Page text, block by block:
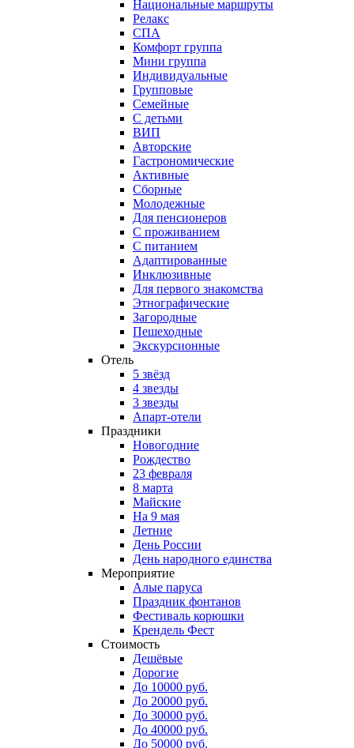
Национальные маршруты
Релакс
СПА
Комфорт группа
Мини группа
Индивидуальные
Групповые
Семейные
С детьми
ВИП
Авторские
Гастрономические
Активные
Сборные
Молодежные
Для пенсионеров
С проживанием
С питанием
Адаптированные
Инклюзивные
Для первого знакомства
Этнографические
Загородные
Пешеходные
Экскурсионные
Отель
5 звёзд
4 звезды
3 звезды
Апарт-отели
Праздники
Новогодние
Рождество
23 февраля
8 марта
Майские
На 9 мая
Летние
День России
День народного единства
Мероприятие
Алые паруса
Праздник фонтанов
Фестиваль корюшки
Крендель Фест
Стоимость
Дешёвые
Дорогие
До 10000 руб.
До 20000 руб.
До 30000 руб.
До 40000 руб.
До 50000 руб.